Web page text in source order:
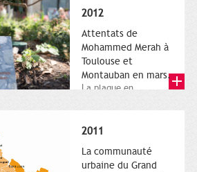
Métropole,
représentant l'anneau
de Moëbius.
2012
Attentats de
Mohammed Merah à
Toulouse et
Montauban en mars.
La plaque en
Charles-de-Gaulle.
2011
La communauté
urbaine du Grand